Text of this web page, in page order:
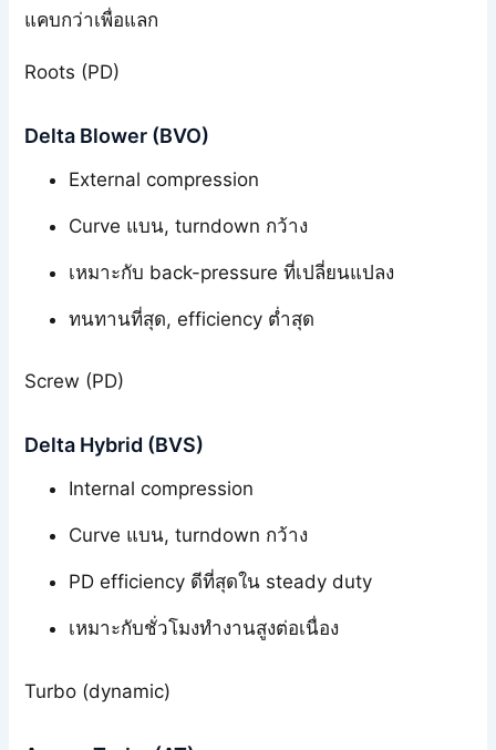
แคบกว่าเพื่อแลก
Roots (PD)
Delta Blower (BVO)
External compression
Curve แบน, turndown กว้าง
เหมาะกับ back-pressure ที่เปลี่ยนแปลง
ทนทานที่สุด, efficiency ต่ำสุด
Screw (PD)
Delta Hybrid (BVS)
Internal compression
Curve แบน, turndown กว้าง
PD efficiency ดีที่สุดใน steady duty
เหมาะกับชั่วโมงทำงานสูงต่อเนื่อง
Turbo (dynamic)